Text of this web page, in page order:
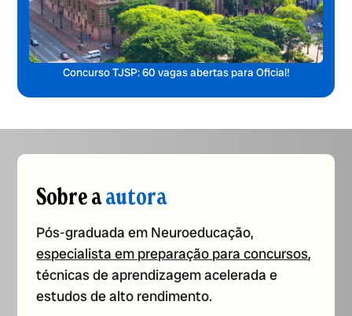
Concurso TJSP: 60 vagas abertas para Oficial!
Sobre aautora
Pós-graduada em Neuroeducação,
especialista em preparação para concursos,
técnicas de aprendizagem acelerada e
estudos de alto rendimento.